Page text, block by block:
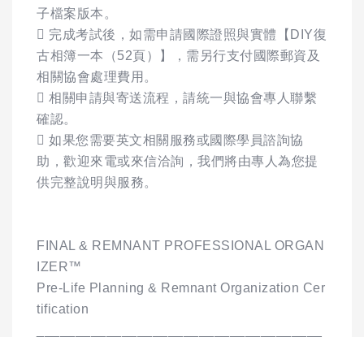
子檔案版本。
 完成考試後，如需申請國際證照與實體【DIY復
古相簿一本（52頁）】，需另行支付國際郵資及
相關協會處理費用。
 相關申請與寄送流程，請統一與協會專人聯繫
確認。
 如果您需要英文相關服務或國際學員諮詢協
助，歡迎來電或來信洽詢，我們將由專人為您提
供完整說明與服務。
FINAL & REMNANT PROFESSIONAL ORGAN
IZER™
Pre-Life Planning & Remnant Organization Cer
tification